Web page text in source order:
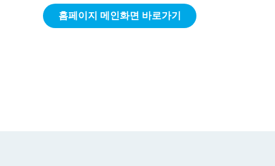
홈페이지 메인화면 바로가기